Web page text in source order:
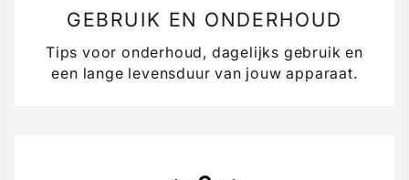
GEBRUIK EN ONDERHOUD
Tips voor onderhoud, dagelijks gebruik en
een lange levensduur van jouw apparaat.